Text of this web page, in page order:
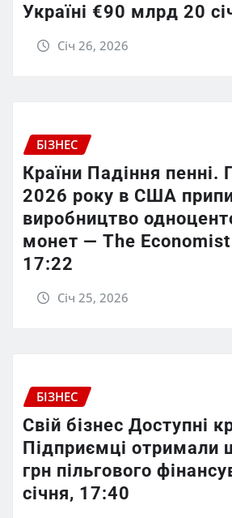
Україні €90 млрд 20
Січ 26, 2026
БІЗНЕС
Країни Падіння пенні.
2026 року в США
виробництво
монет — The Economist
17:22
Січ 25, 2026
БІЗНЕС
Свій бізнес Доступні
Підприємці
грн пільгового
січня, 17:40